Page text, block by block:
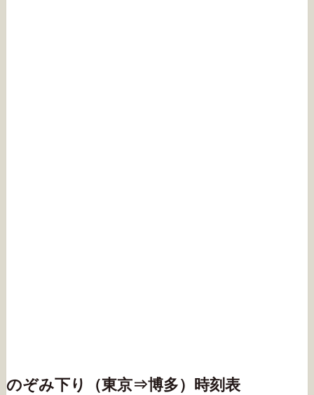
のぞみ下り（東京⇒博多）時刻表